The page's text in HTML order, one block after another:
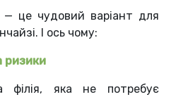
це чудовий варіант для
І ось чому:
ризики
яка не потребує